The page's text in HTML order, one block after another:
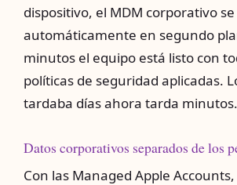
dispositivo, el MDM corporativo
automáticamente en segundo
minutos el equipo está listo con
políticas de seguridad aplicadas.
tardaba días ahora tarda minutos.
Datos corporativos separados de los
Con las Managed Apple